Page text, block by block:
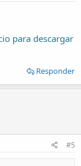
para descargar
Responder
#5